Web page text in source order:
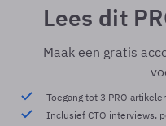
Lees dit
Maak een gratis
Toegang tot 3 PRO
Inclusief CTO interviews,